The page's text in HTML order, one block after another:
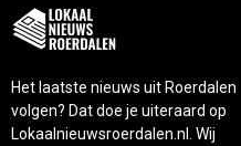
Het laatste nieuws uit Roerdalen
volgen? Dat doe je uiteraard op
Lokaalnieuwsroerdalen.nl. Wij